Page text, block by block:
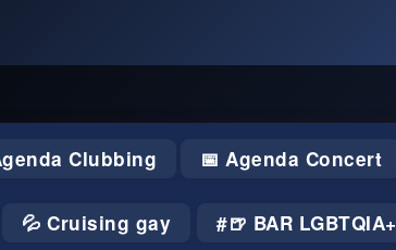
Clubbing 📅 Agenda Concert
💦 Cruising gay 🍺 BAR LGBTQIA+